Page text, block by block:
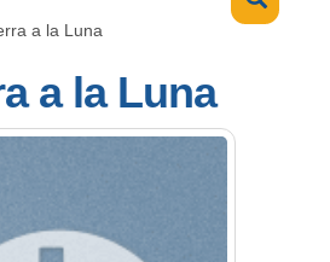
a la Luna
a la Luna